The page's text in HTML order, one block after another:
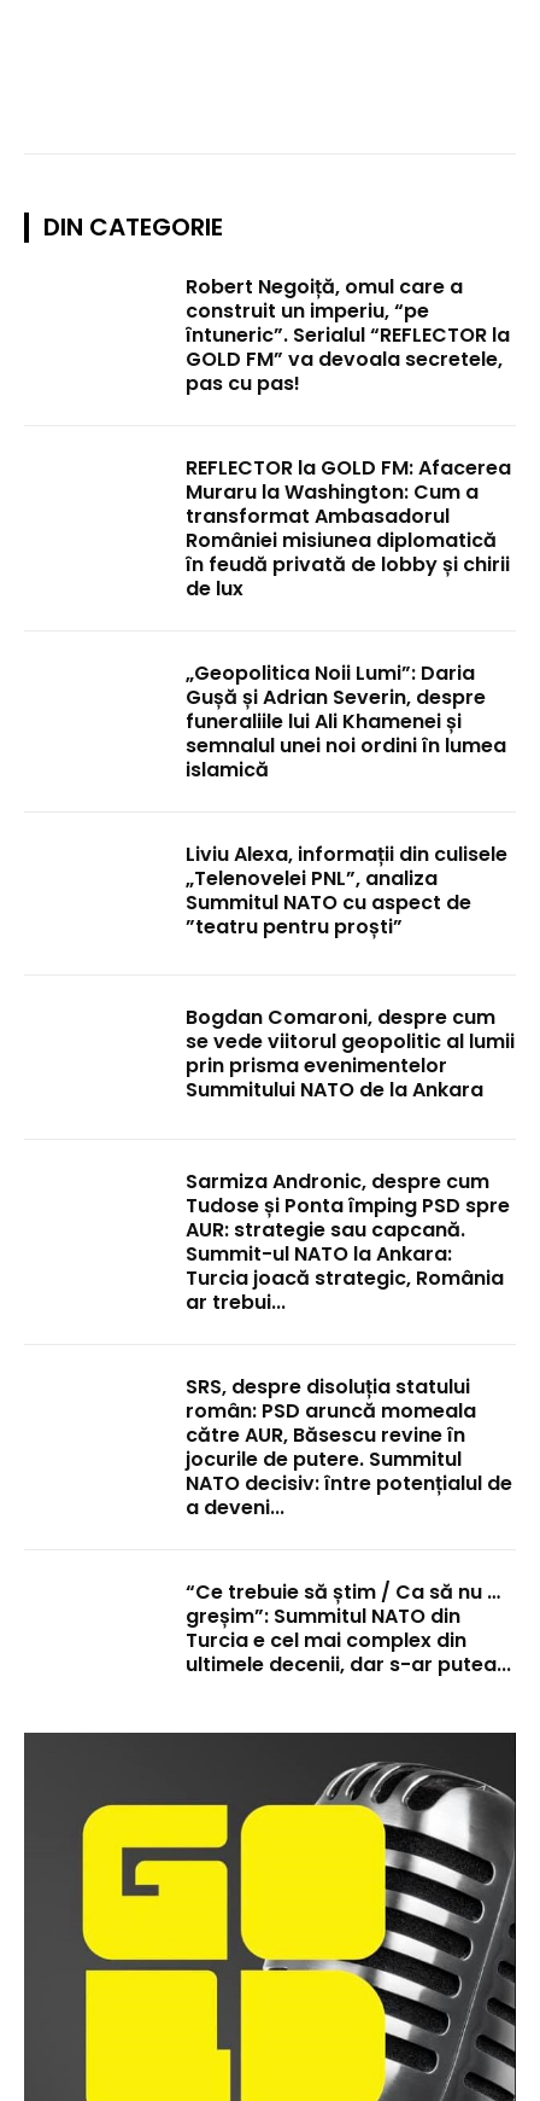
DIN CATEGORIE
Robert Negoiță, omul care a
construit un imperiu, “pe
întuneric”. Serialul “REFLECTOR la
GOLD FM” va devoala secretele,
pas cu pas!
REFLECTOR la GOLD FM: Afacerea
Muraru la Washington: Cum a
transformat Ambasadorul
României misiunea diplomatică
în feudă privată de lobby și chirii
de lux
„Geopolitica Noii Lumi”: Daria
Gușă și Adrian Severin, despre
funeraliile lui Ali Khamenei și
semnalul unei noi ordini în lumea
islamică
Liviu Alexa, informații din culisele
„Telenovelei PNL”, analiza
Summitul NATO cu aspect de
”teatru pentru proști”
Bogdan Comaroni, despre cum
se vede viitorul geopolitic al lumii
prin prisma evenimentelor
Summitului NATO de la Ankara
Sarmiza Andronic, despre cum
Tudose și Ponta împing PSD spre
AUR: strategie sau capcană.
Summit-ul NATO la Ankara:
Turcia joacă strategic, România
ar trebui...
SRS, despre disoluția statului
român: PSD aruncă momeala
către AUR, Băsescu revine în
jocurile de putere. Summitul
NATO decisiv: între potențialul de
a deveni...
“Ce trebuie să știm / Ca să nu …
greșim”: Summitul NATO din
Turcia e cel mai complex din
ultimele decenii, dar s-ar putea...